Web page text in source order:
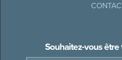
Souhaitez-vous être